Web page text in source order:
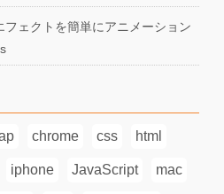
フェクトを簡単にアニメーション
chrome css html
iphone JavaScript mac